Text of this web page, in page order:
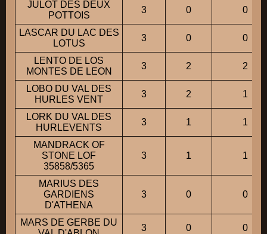
JULOT DES DEUX
POTTOIS
3 0 0
LASCAR DU LAC DES
LOTUS
3 0 0
LENTO DE LOS
MONTES DE LEON
3 2 2
LOBO DU VAL DES
HURLES VENT
3 2 1
LORK DU VAL DES
HURLEVENTS
3 1 1
MANDRACK OF
STONE LOF
35858/5365
3 1 1
MARIUS DES
GARDIENS
D'ATHENA
3 0 0
MARS DE GERBE DU
3 0 0